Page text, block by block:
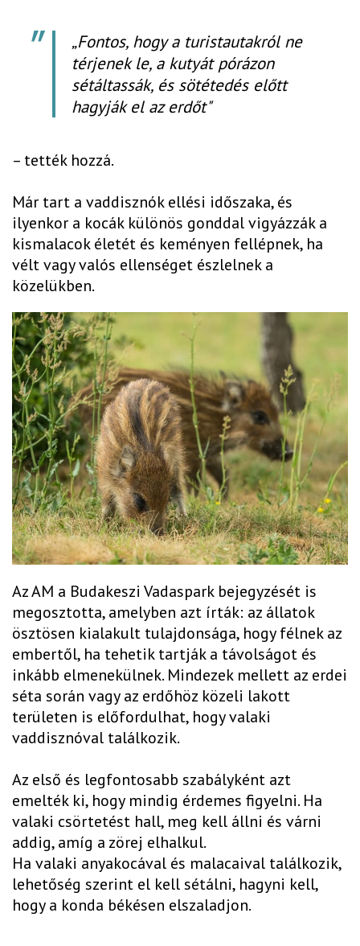
„Fontos, hogy a turistautakról ne
térjenek le, a kutyát pórázon
sétáltassák, és sötétedés előtt
hagyják el az erdőt"
– tették hozzá.
Már tart a vaddisznók ellési időszaka, és
ilyenkor a kocák különös gonddal vigyázzák a
kismalacok életét és keményen fellépnek, ha
vélt vagy valós ellenséget észlelnek a
közelükben.
Az AM a Budakeszi Vadaspark bejegyzését is
megosztotta, amelyben azt írták: az állatok
ösztösen kialakult tulajdonsága, hogy félnek az
embertől, ha tehetik tartják a távolságot és
inkább elmenekülnek. Mindezek mellett az erdei
séta során vagy az erdőhöz közeli lakott
területen is előfordulhat, hogy valaki
vaddisznóval találkozik.
Az első és legfontosabb szabályként azt
emelték ki, hogy mindig érdemes figyelni. Ha
valaki csörtetést hall, meg kell állni és várni
addig, amíg a zörej elhalkul.
Ha valaki anyakocával és malacaival találkozik,
lehetőség szerint el kell sétálni, hagyni kell,
hogy a konda békésen elszaladjon.